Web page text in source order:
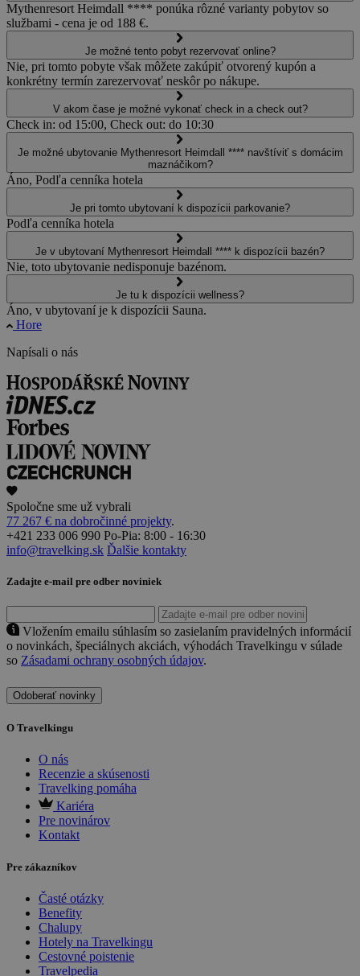
Mythenresort Heimdall **** ponúka rôzné varianty pobytov so
službami - cena je od 188 €.
Je možné tento pobyt rezervovať online?
Nie, pri tomto pobyte však môžete zakúpiť otvorený kupón a
konkrétny termín zarezervovať neskôr po nákupe.
V akom čase je možné vykonať check in a check out?
Check in: od 15:00, Check out: do 10:30
Je možné ubytovanie Mythenresort Heimdall **** navštíviť s domácim
maznáčikom?
Áno, Podľa cenníka hotela
Je pri tomto ubytovaní k dispozícii parkovanie?
Podľa cenníka hotela
Je v ubytovaní Mythenresort Heimdall **** k dispozícii bazén?
Nie, toto ubytovanie nedisponuje bazénom.
Je tu k dispozícii wellness?
Áno, v ubytovaní je k dispozícii Sauna.
Hore
Napísali o nás
Spoločne sme už vybrali
77 267 € na dobročinné projekty.
+421 233 006 990 Po-Pia: 8:00 - 16:30
info@travelking.sk Ďalšie kontakty
Zadajte e-mail pre odber noviniek
Vložením emailu súhlasím so zasielaním pravidelných informácií
o novinkách, špeciálnych akciách, výhodách Travelkingu v súlade
so Zásadami ochrany osobných údajov.
Odoberať novinky
O Travelkingu
O nás
Recenzie a skúsenosti
Travelking pomáha
Kariéra
Pre novinárov
Kontakt
Pre zákazníkov
Časté otázky
Benefity
Chalupy
Hotely na Travelkingu
Cestovné poistenie
Travelpedia